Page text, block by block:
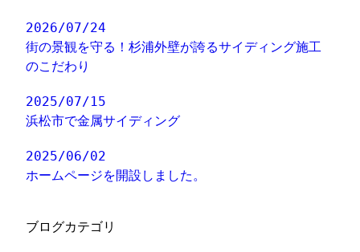
2026/07/24
街の景観を守る！杉浦外壁が誇るサイディング施工
のこだわり
2025/07/15
浜松市で金属サイディング
2025/06/02
ホームページを開設しました。
ブログカテゴリ